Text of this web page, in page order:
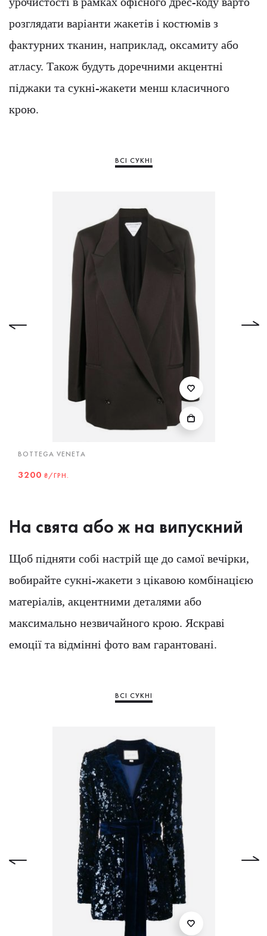
розглядати варіанти жакетів і костюмів з
фактурних тканин, наприклад, оксамиту або
атласу. Також будуть доречними акцентні
піджаки та сукні-жакети менш класичного
крою.
ВСІ СУКНІ
BOTTEGA VENETA
3200 ₴/ГРН.
На свята або ж на випускний
Щоб підняти собі настрій ще до самої вечірки,
вобирайте сукні-жакети з цікавою комбінацією
матеріалів, акцентними деталями або
максимально незвичайного крою. Яскраві
емоції та відмінні фото вам гарантовані.
ВСІ СУКНІ